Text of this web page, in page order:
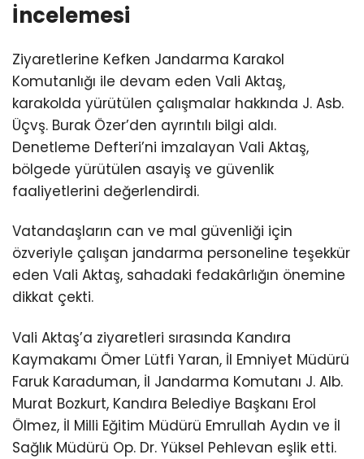
İncelemesi
Ziyaretlerine Kefken Jandarma Karakol
Komutanlığı ile devam eden Vali Aktaş,
karakolda yürütülen çalışmalar hakkında J. Asb.
Üçvş. Burak Özer’den ayrıntılı bilgi aldı.
Denetleme Defteri’ni imzalayan Vali Aktaş,
bölgede yürütülen asayiş ve güvenlik
faaliyetlerini değerlendirdi.
Vatandaşların can ve mal güvenliği için
özveriyle çalışan jandarma personeline teşekkür
eden Vali Aktaş, sahadaki fedakârlığın önemine
dikkat çekti.
Vali Aktaş’a ziyaretleri sırasında Kandıra
Kaymakamı Ömer Lütfi Yaran, İl Emniyet Müdürü
Faruk Karaduman, İl Jandarma Komutanı J. Alb.
Murat Bozkurt, Kandıra Belediye Başkanı Erol
Ölmez, İl Milli Eğitim Müdürü Emrullah Aydın ve İl
Sağlık Müdürü Op. Dr. Yüksel Pehlevan eşlik etti.